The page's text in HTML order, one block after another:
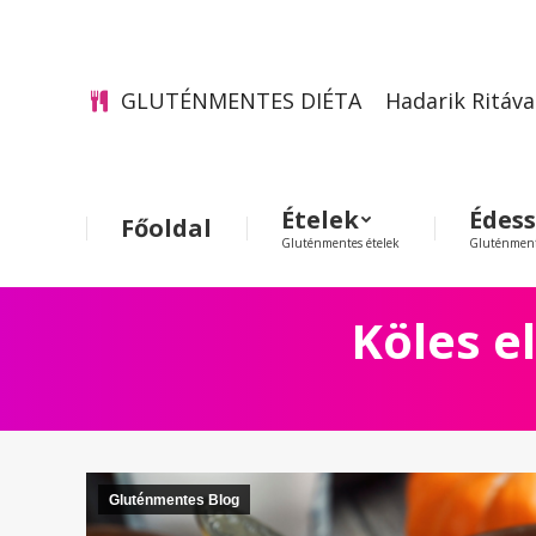
GLUTÉNMENTES DIÉTA Hadarik
Főoldal Ételek
Gluténmentes ételek
Köles
Gluténmentes Blog